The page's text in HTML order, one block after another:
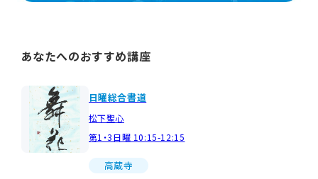
あなたへのおすすめ講座
日曜総合書道
松下聖心
第1・3日曜 10:15-12:15
高蔵寺